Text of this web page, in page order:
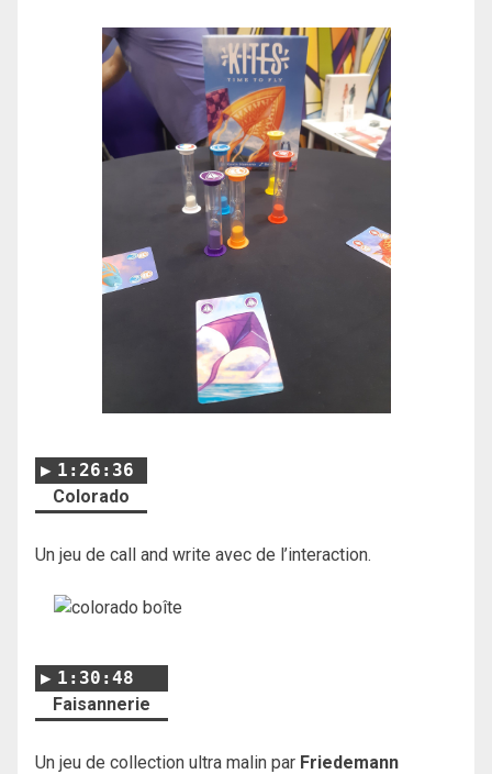
1:26:36
Colorado
Un jeu de call and write avec de l’interaction.
1:30:48
Faisannerie
Un jeu de collection ultra malin par Friedemann